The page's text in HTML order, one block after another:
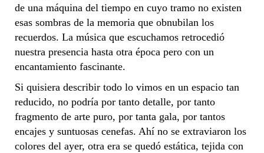
de una máquina del tiempo en cuyo tramo no existen
esas sombras de la memoria que obnubilan los
recuerdos. La música que escuchamos retrocedió
nuestra presencia hasta otra época pero con un
encantamiento fascinante.
Si quisiera describir todo lo vimos en un espacio tan
reducido, no podría por tanto detalle, por tanto
fragmento de arte puro, por tanta gala, por tantos
encajes y suntuosas cenefas. Ahí no se extraviaron los
colores del ayer, otra era se quedó estática, tejida con